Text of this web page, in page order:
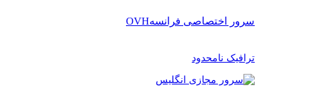
سرور اختصاصی فرانسهOVH
ترافیک نامحدود